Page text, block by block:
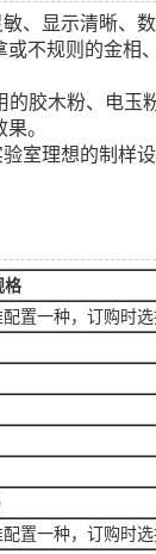
、显示清晰、
不规则的金相
胶木粉、电玉
。
室理想的制样
格
置一种，订购时
置一种，订购时